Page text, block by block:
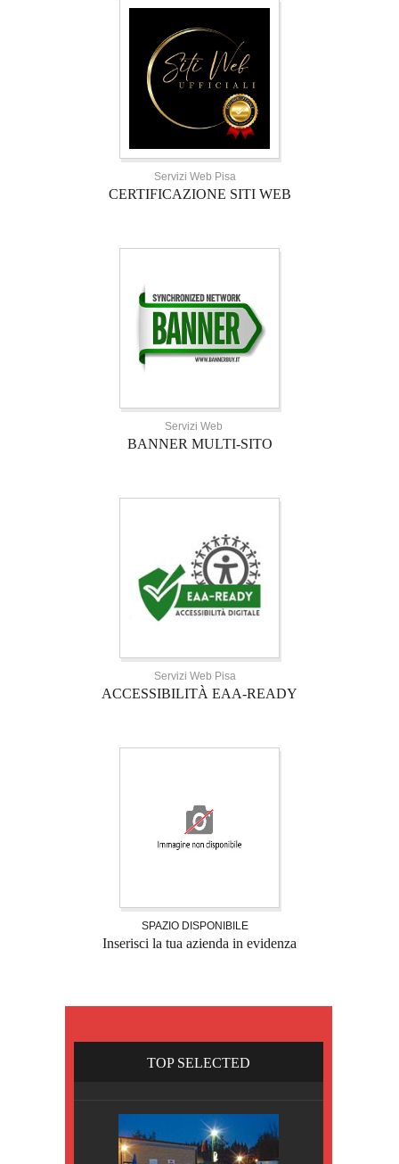
Servizi Web Pisa
CERTIFICAZIONE SITI WEB
Servizi Web
BANNER MULTI-SITO
Servizi Web Pisa
ACCESSIBILITÀ EAA-READY
SPAZIO DISPONIBILE
Inserisci la tua azienda in evidenza
TOP SELECTED